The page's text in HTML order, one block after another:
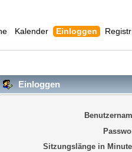
Kalender Einloggen
Einloggen
Sitzungslänge in